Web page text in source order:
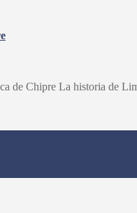
de Chipre La historia de